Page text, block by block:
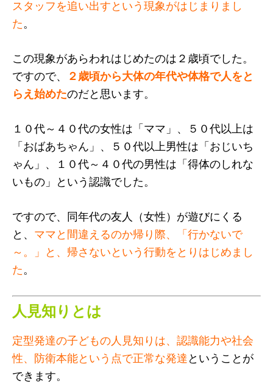
スタッフを追い出すという現象がはじまりまし
た。
この現象があらわれはじめたのは２歳頃でした。
ですので、
２歳頃から大体の年代や体格で人をと
らえ始めたのだと思います。
１０代～４０代の女性は「ママ」、５０代以上は
「おばあちゃん」、５０代以上男性は「おじいち
ゃん」、１０代～４０代の男性は「得体のしれな
いもの」という認識でした。
ですので、同年代の友人（女性）が遊びにくる
と、 ママと間違えるのか帰り際、「行かないで
～。」と、帰さないという行動をとりはじめまし
た。
人見知りとは
定型発達の子どもの人見知りは、認識能力や社会
性、防衛本能という点で正常な発達ということが
できます。